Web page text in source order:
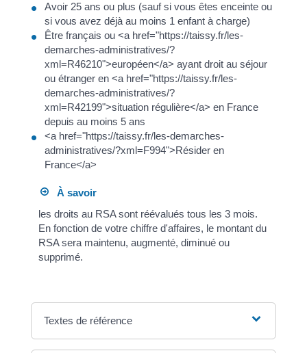
Avoir 25 ans ou plus (sauf si vous êtes enceinte ou
si vous avez déjà au moins 1 enfant à charge)
Être français ou <a href="https://taissy.fr/les-
demarches-administratives/?
xml=R46210">européen</a> ayant droit au séjour
ou étranger en <a href="https://taissy.fr/les-
demarches-administratives/?
xml=R42199">situation régulière</a> en France
depuis au moins 5 ans
<a href="https://taissy.fr/les-demarches-
administratives/?xml=F994">Résider en
France</a>
À savoir
les droits au RSA sont réévalués tous les 3 mois.
En fonction de votre chiffre d'affaires, le montant du
RSA sera maintenu, augmenté, diminué ou
supprimé.
Textes de référence